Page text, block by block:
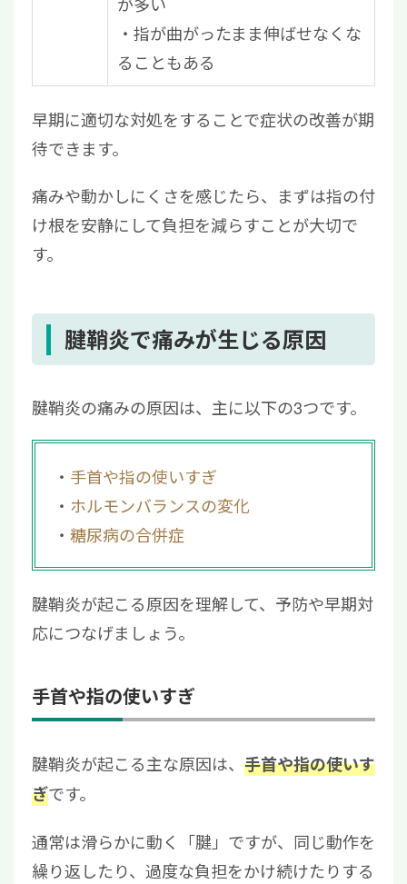
・指が曲がったまま伸ばせなくな
ることもある
早期に適切な対処をすることで症状の改善が期
待できます。
痛みや動かしにくさを感じたら、まずは指の付
け根を安静にして負担を減らすことが大切で
す。
腱鞘炎で痛みが生じる原因
腱鞘炎の痛みの原因は、主に以下の3つです。
手首や指の使いすぎ
ホルモンバランスの変化
糖尿病の合併症
腱鞘炎が起こる原因を理解して、予防や早期対
応につなげましょう。
手首や指の使いすぎ
腱鞘炎が起こる主な原因は、 手首や指の使いす
ぎです。
通常は滑らかに動く「腱」ですが、同じ動作を
繰り返したり、過度な負担をかけ続けたりする